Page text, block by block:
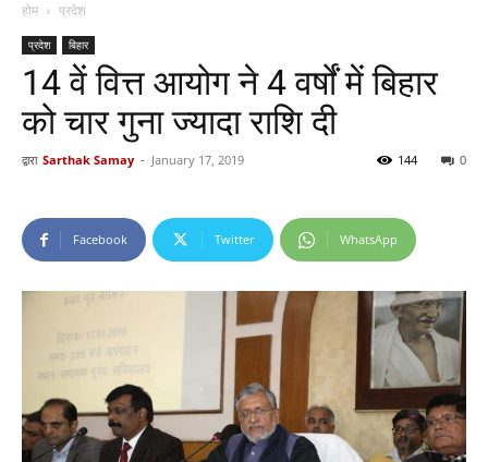
होम प्रदेश
प्रदेश बिहार
14 वें वित्त आयोग ने 4 वर्षों में बिहार
को चार गुना ज्यादा राशि दी
द्वारा Sarthak Samay - January 17, 2019 0
144
Facebook Twitter WhatsApp